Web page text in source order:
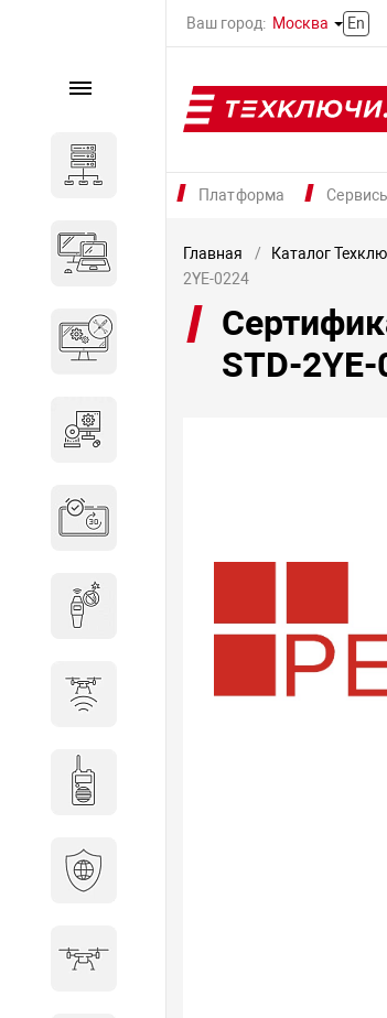
Ваш город: Москва En
Платформа
Каталог
Компьютеры и ноутбуки
Комплектующие для
вычислительного
оборудования
Защита от БПЛА
Главная Каталог
2YE-0224
STD-